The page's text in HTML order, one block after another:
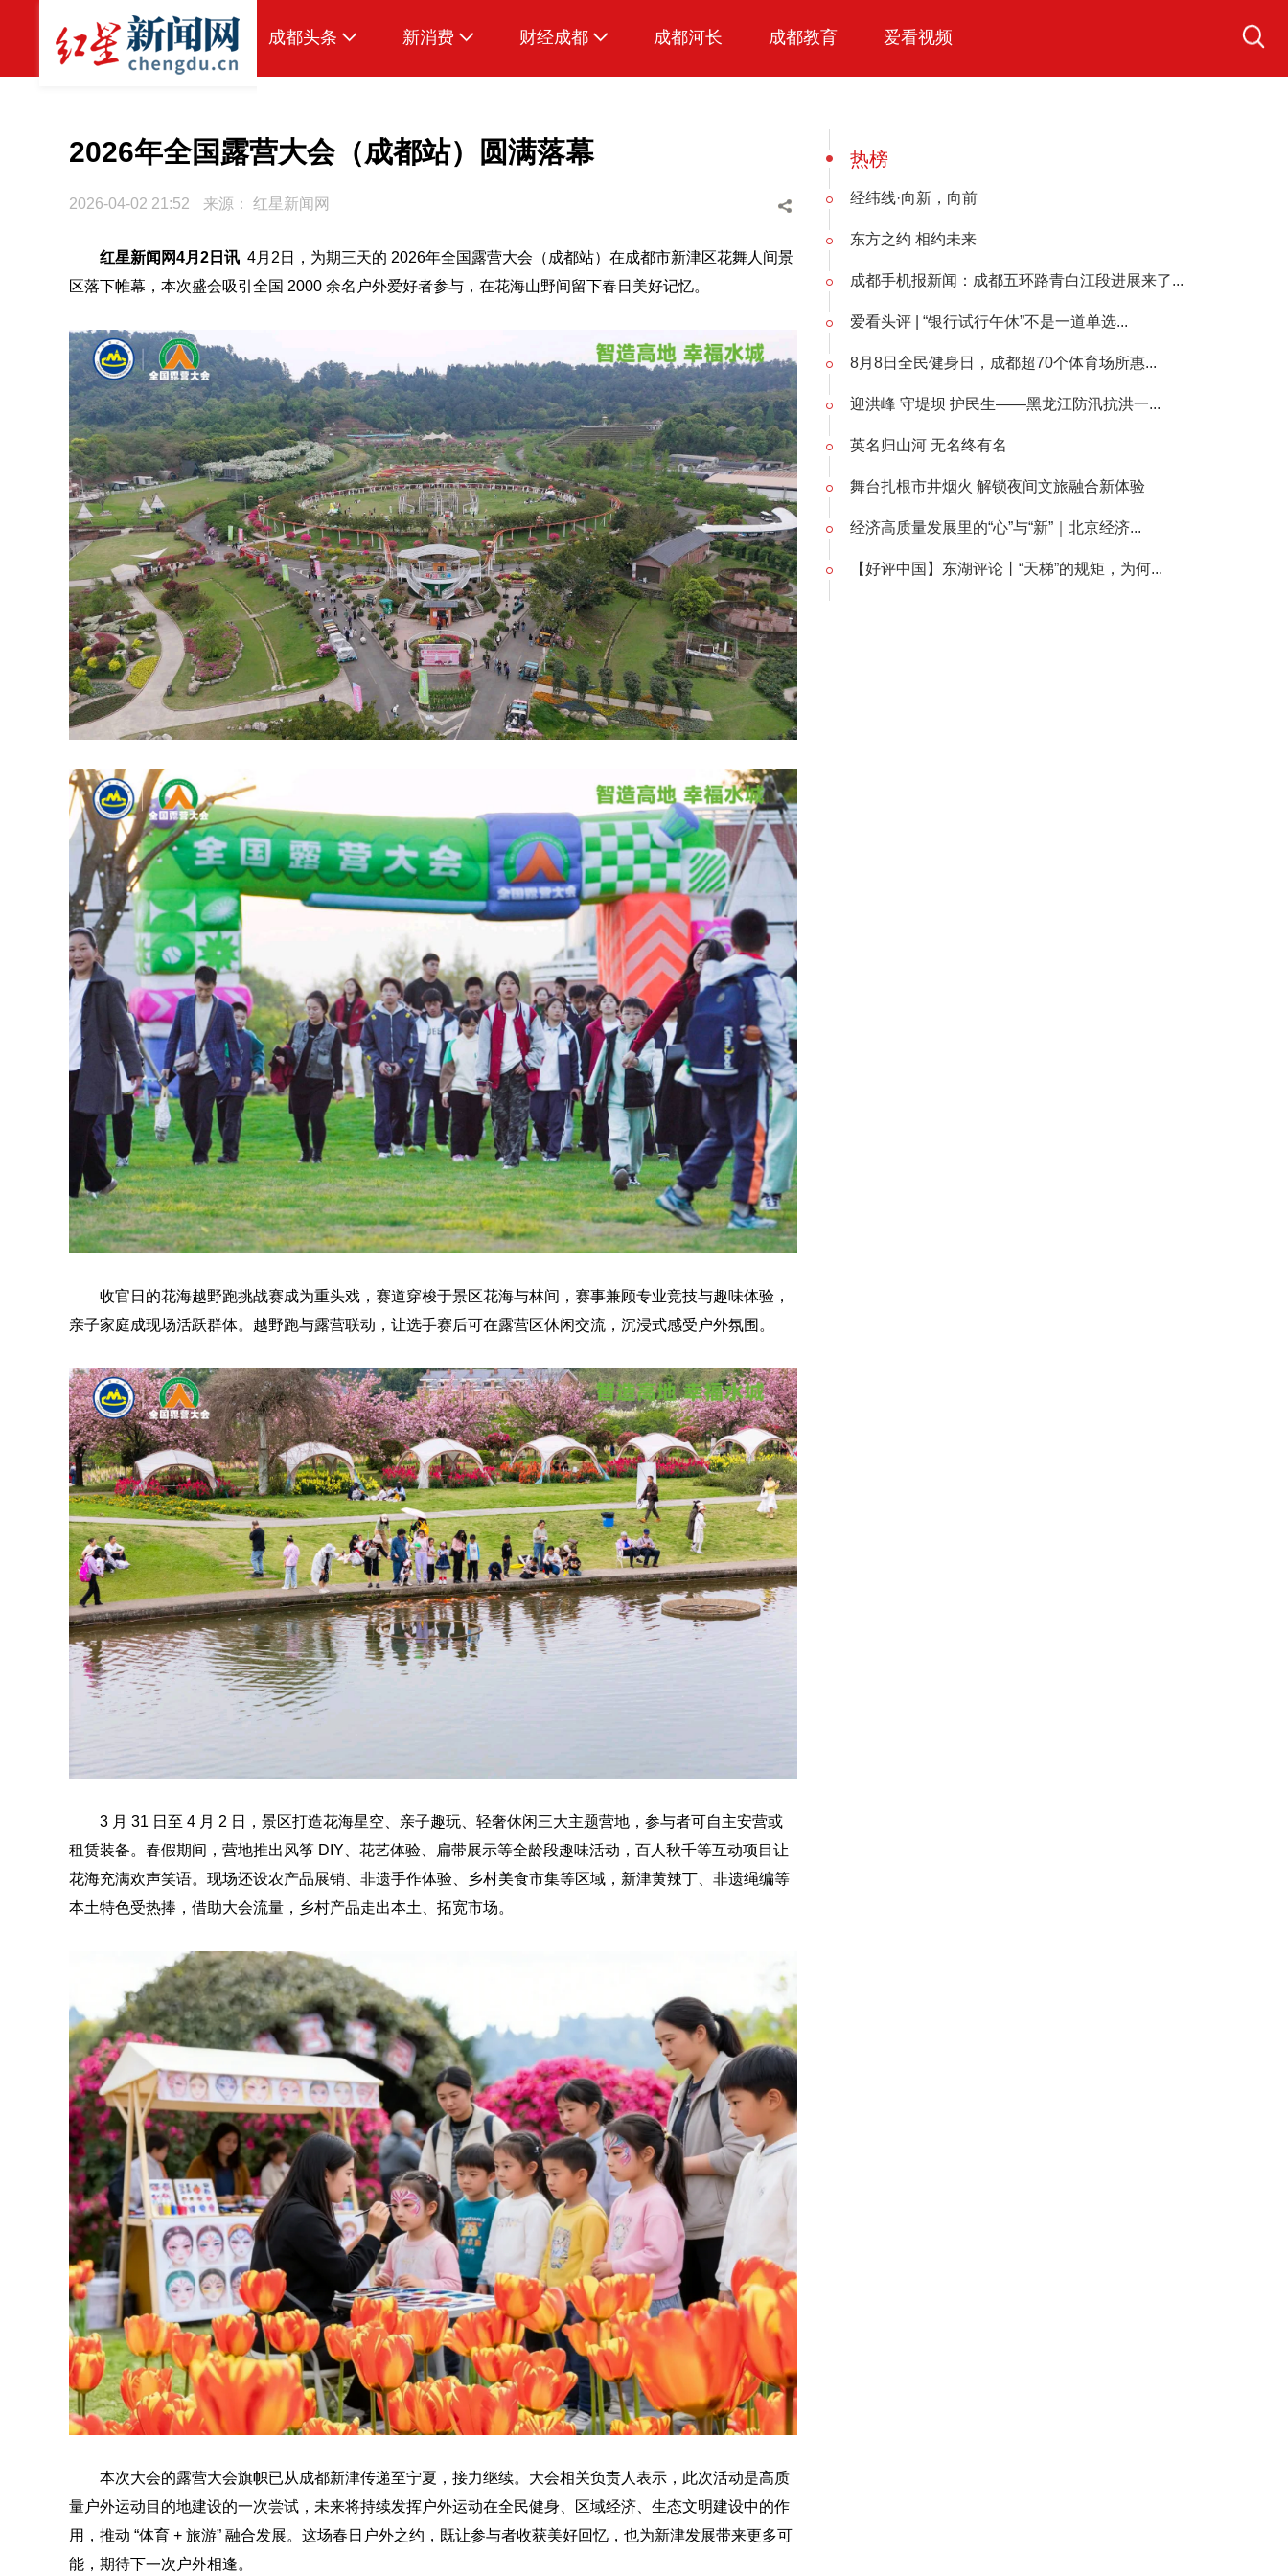
成都头条
本地
热点专题
新消费 财经成都 成都河长 成都教育 爱看视频
2026年全国露营大会（成都站）圆满落幕
2026-04-02 21:52 来源： 红星新闻网
红星新闻网4月2日讯 4月2日，为期三天的 2026年全国露营大会（成都站）在成都市新津区花舞人间景
区落下帷幕，本次盛会吸引全国 2000 余名户外爱好者参与，在花海山野间留下春日美好记忆。
收官日的花海越野跑挑战赛成为重头戏，赛道穿梭于景区花海与林间，赛事兼顾专业竞技与趣味体验，
亲子家庭成现场活跃群体。越野跑与露营联动，让选手赛后可在露营区休闲交流，沉浸式感受户外氛围。
3 月 31 日至 4 月 2 日，景区打造花海星空、亲子趣玩、轻奢休闲三大主题营地，参与者可自主安营或
租赁装备。春假期间，营地推出风筝 DIY、花艺体验、扁带展示等全龄段趣味活动，百人秋千等互动项目让
花海充满欢声笑语。现场还设农产品展销、非遗手作体验、乡村美食市集等区域，新津黄辣丁、非遗绳编等
本土特色受热捧，借助大会流量，乡村产品走出本土、拓宽市场。
本次大会的露营大会旗帜已从成都新津传递至宁夏，接力继续。大会相关负责人表示，此次活动是高质
量户外运动目的地建设的一次尝试，未来将持续发挥户外运动在全民健身、区域经济、生态文明建设中的作
用，推动 “体育 + 旅游” 融合发展。这场春日户外之约，既让参与者收获美好回忆，也为新津发展带来更多可
能，期待下一次户外相逢。
热榜
经纬线·向新，向前
东方之约 相约未来
成都手机报新闻：成都五环路青白江段进展来了...
爱看头评 | “银行试行午休”不是一道单选...
8月8日全民健身日，成都超70个体育场所惠...
迎洪峰 守堤坝 护民生——黑龙江防汛抗洪一...
英名归山河 无名终有名
舞台扎根市井烟火 解锁夜间文旅融合新体验
经济高质量发展里的“心”与“新”｜北京经济...
【好评中国】东湖评论丨“天梯”的规矩，为何...